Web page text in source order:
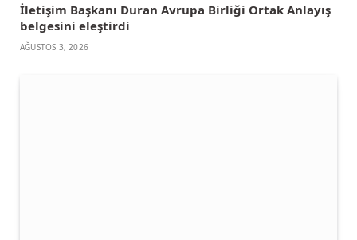
İletişim Başkanı Duran Avrupa Birliği Ortak Anlayış
belgesini eleştirdi
AĞUSTOS 3, 2026